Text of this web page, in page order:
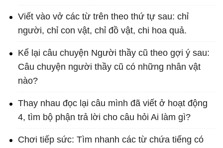
Viết vào vở các từ trên theo thứ tự sau: chỉ
người, chỉ con vật, chỉ đồ vật, chi hoa quả.
Kể lại câu chuyện Người thầy cũ theo gợi ý sau:
Câu chuyện người thầy cũ có những nhân vật
nào?
Thay nhau đọc lại câu mình đã viết ở hoạt động
4, tìm bộ phận trả lời cho câu hỏi Ai làm gì?
Chơi tiếp sức: Tìm nhanh các từ chứa tiếng có